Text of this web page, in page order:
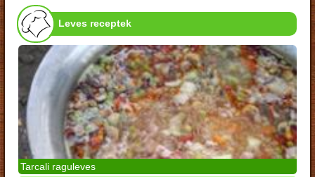
Leves receptek
Tarcali raguleves